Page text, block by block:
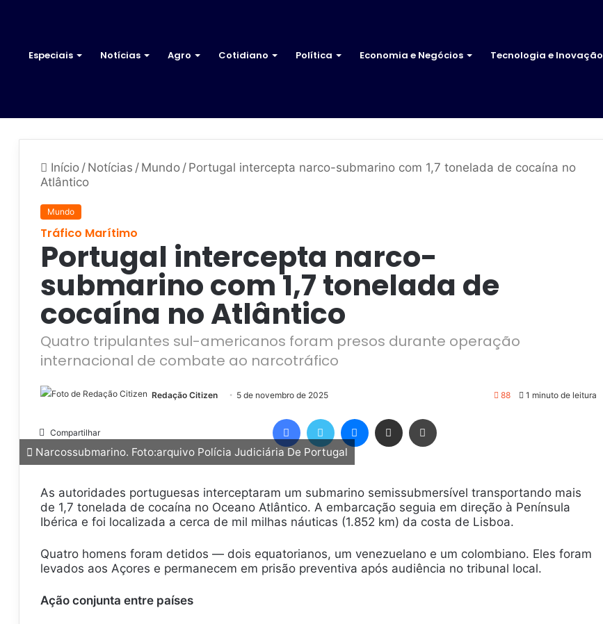
Especiais Notícias Agro Cotidiano Política Economia e Negócios Tecnologia e Inovação
Início / Notícias / Mundo / Portugal intercepta narco-submarino com 1,7 tonelada de cocaína no
Atlântico
Mundo
Tráfico Marítimo
Portugal intercepta narco-
submarino com 1,7 tonelada de
cocaína no Atlântico
Quatro tripulantes sul-americanos foram presos durante operação
internacional de combate ao narcotráfico
Redação Citizen 5 de novembro de 2025 88 1 minuto de leitura
Compartilhar
Narcossubmarino. Foto:arquivo Polícia Judiciária De Portugal
As autoridades portuguesas interceptaram um submarino semissubmersível transportando mais
de 1,7 tonelada de cocaína no Oceano Atlântico. A embarcação seguia em direção à Península
Ibérica e foi localizada a cerca de mil milhas náuticas (1.852 km) da costa de Lisboa.
Quatro homens foram detidos — dois equatorianos, um venezuelano e um colombiano. Eles foram
levados aos Açores e permanecem em prisão preventiva após audiência no tribunal local.
Ação conjunta entre países